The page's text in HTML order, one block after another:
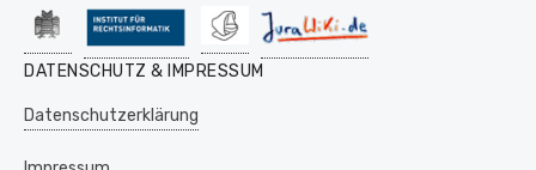
DATENSCHUTZ & IMPRESSUM
Datenschutzerklärung